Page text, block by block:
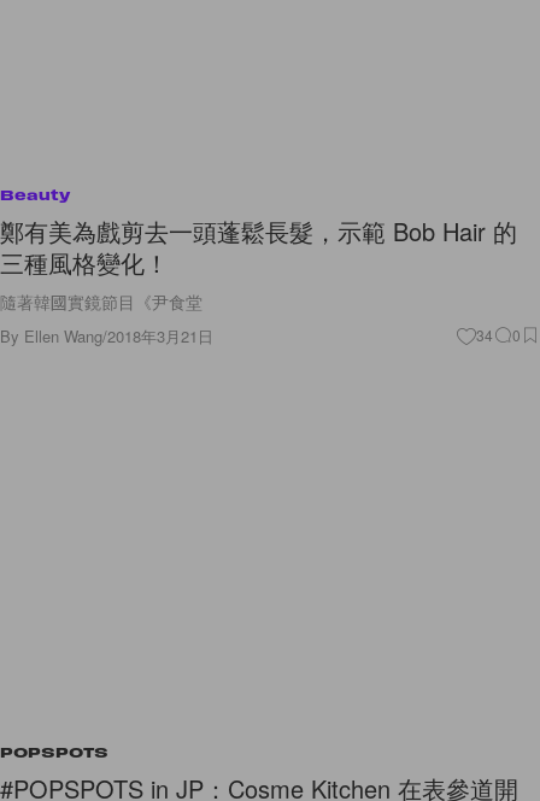
Beauty
鄭有美為戲剪去一頭蓬鬆長髮，示範 Bob Hair 的
三種風格變化！
隨著韓國實鏡節目《尹食堂
By Ellen Wang/2018年3月21日 34 0
POPSPOTS
#POPSPOTS in JP：Cosme Kitchen 在表參道開